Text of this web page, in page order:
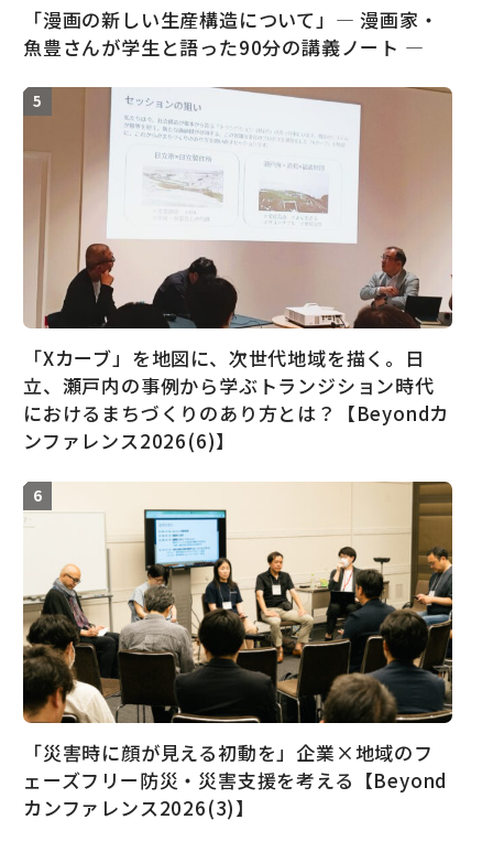
「漫画の新しい生産構造について」― 漫画家・
魚豊さんが学生と語った90分の講義ノート ―
「Xカーブ」を地図に、次世代地域を描く。日
立、瀬戸内の事例から学ぶトランジション時代
におけるまちづくりのあり方とは？【Beyondカ
ンファレンス2026(6)】
「災害時に顔が見える初動を」企業×地域のフ
ェーズフリー防災・災害支援を考える【Beyond
カンファレンス2026(3)】